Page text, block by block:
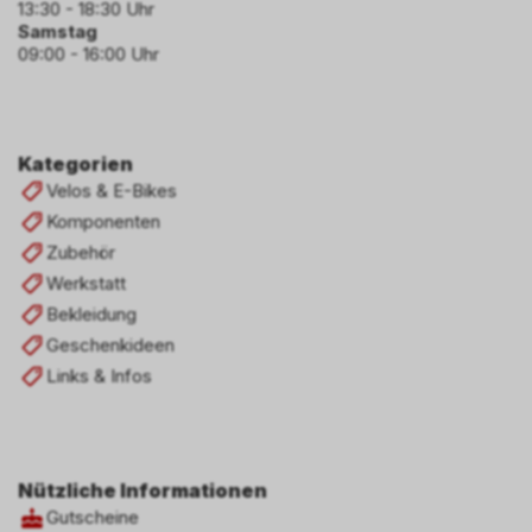
Kategorien
Velos & E-Bikes
Komponenten
Zubehör
Werkstatt
Bekleidung
Geschenkideen
Links & Infos
Nützliche Informationen
Gutscheine
13:30 - 18:30 Uhr
Samstag
09:00 - 16:00 Uhr